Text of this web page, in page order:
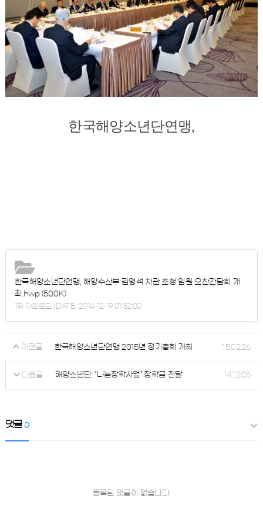
한국해양소년단연맹,
한국해양소년단연맹, 해양수산부 김영석 차관 초청 임원 오찬간담회 개
최.hwp(50.0K)
1회 다운로드 | DATE : 2014-12-19 01:32:00
이전글 한국해양소년단연맹 2015년 정기총회 개최 15.02.26
다음글 해양소년단, "나눔장학사업" 장학금 전달 14.12.05
댓글0
등록된 댓글이 없습니다.